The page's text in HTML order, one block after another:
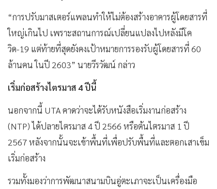
“การปรับมาสเตอร์แพลนทำให้ไม่ต้องสร้างอาคารผู้โดยสารที่
ใหญ่เกินไป เพราะสถานการณ์เปลี่ยนแปลงไปหลังมีโค
วิด-19 แต่ท้ายที่สุดยังคงเป้าหมายการรองรับผู้โดยสารที่ 60
ล้านคน ในปี 2603” นายวีรวัฒน์ กล่าว
เริ่มก่อสร้างไตรมาส 4 ปีนี้
นอกจากนี้ UTA คาดว่าจะได้รับหนังสือเริ่มงานก่อสร้าง
(NTP) ได้ปลายไตรมาส 4 ปี 2566 หรือต้นไตรมาส 1 ปี
2567 หลังจากนั้นจะเข้าพื้นที่เพื่อปรับพื้นที่และตอกเสาเข็ม
เริ่มก่อสร้าง
รวมทั้งมองว่าการพัฒนาสนามบินอู่ตะเภาจะเป็นเครื่องมือ